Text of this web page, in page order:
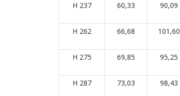
H 237 60,33 90,09
H 262 66,68 101,60
H 275 69,85 95,25
H 287 73,03 98,43